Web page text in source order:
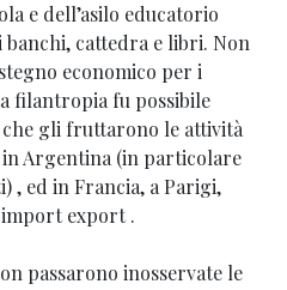
e dell’asilo educatorio
cattedra e libri. Non
economico per i
filantropia fu possibile
gli fruttarono le attività
Argentina (in particolare
, ed in Francia, a Parigi,
export .
passarono inosservate le